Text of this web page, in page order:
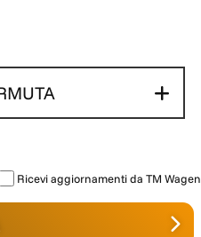
Ricevi aggiornamenti da TM Wagen